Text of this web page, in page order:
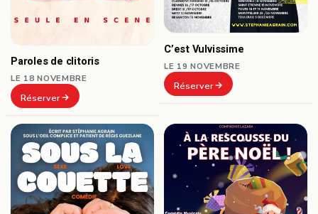
Paroles de clitoris
LE 18 NOVEMBRE
Réserver
C’est Vulvissime
LE 19 NOVEMBRE
Réserver